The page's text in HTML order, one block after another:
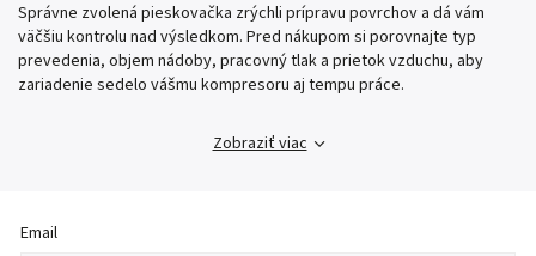
Správne zvolená pieskovačka zrýchli prípravu povrchov a dá vám
väčšiu kontrolu nad výsledkom. Pred nákupom si porovnajte typ
prevedenia, objem nádoby, pracovný tlak a prietok vzduchu, aby
zariadenie sedelo vášmu kompresoru aj tempu práce.
Zobraziť viac
Email